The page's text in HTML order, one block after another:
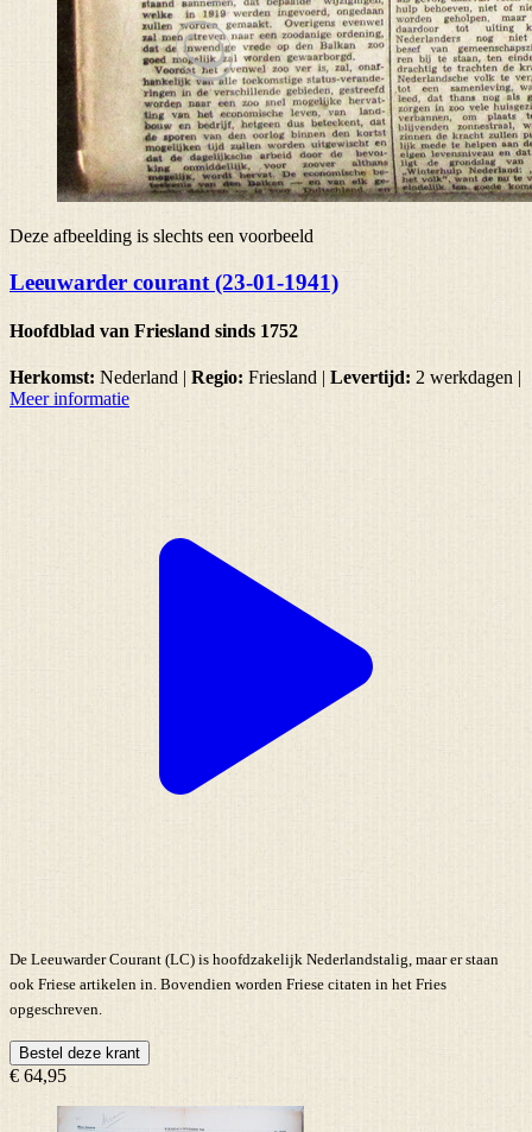
Deze afbeelding is slechts een voorbeeld
Leeuwarder courant (23-01-1941)
Hoofdblad van Friesland sinds 1752
Herkomst: Nederland | Regio: Friesland | Levertijd: 2 werkdagen |
Meer informatie
De Leeuwarder Courant (LC) is hoofdzakelijk Nederlandstalig, maar er staan
ook Friese artikelen in. Bovendien worden Friese citaten in het Fries
opgeschreven.
Bestel deze krant
€ 64,95